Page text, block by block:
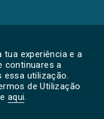
experiência e a
continuares a
essa utilização.
de Utilização
aqui.